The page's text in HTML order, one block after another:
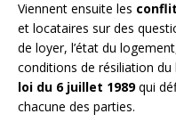
Viennent ensuite les
et locataires sur des
de loyer, l’état du
conditions de résiliation du
loi du 6 juillet 1989qui
chacune des parties.